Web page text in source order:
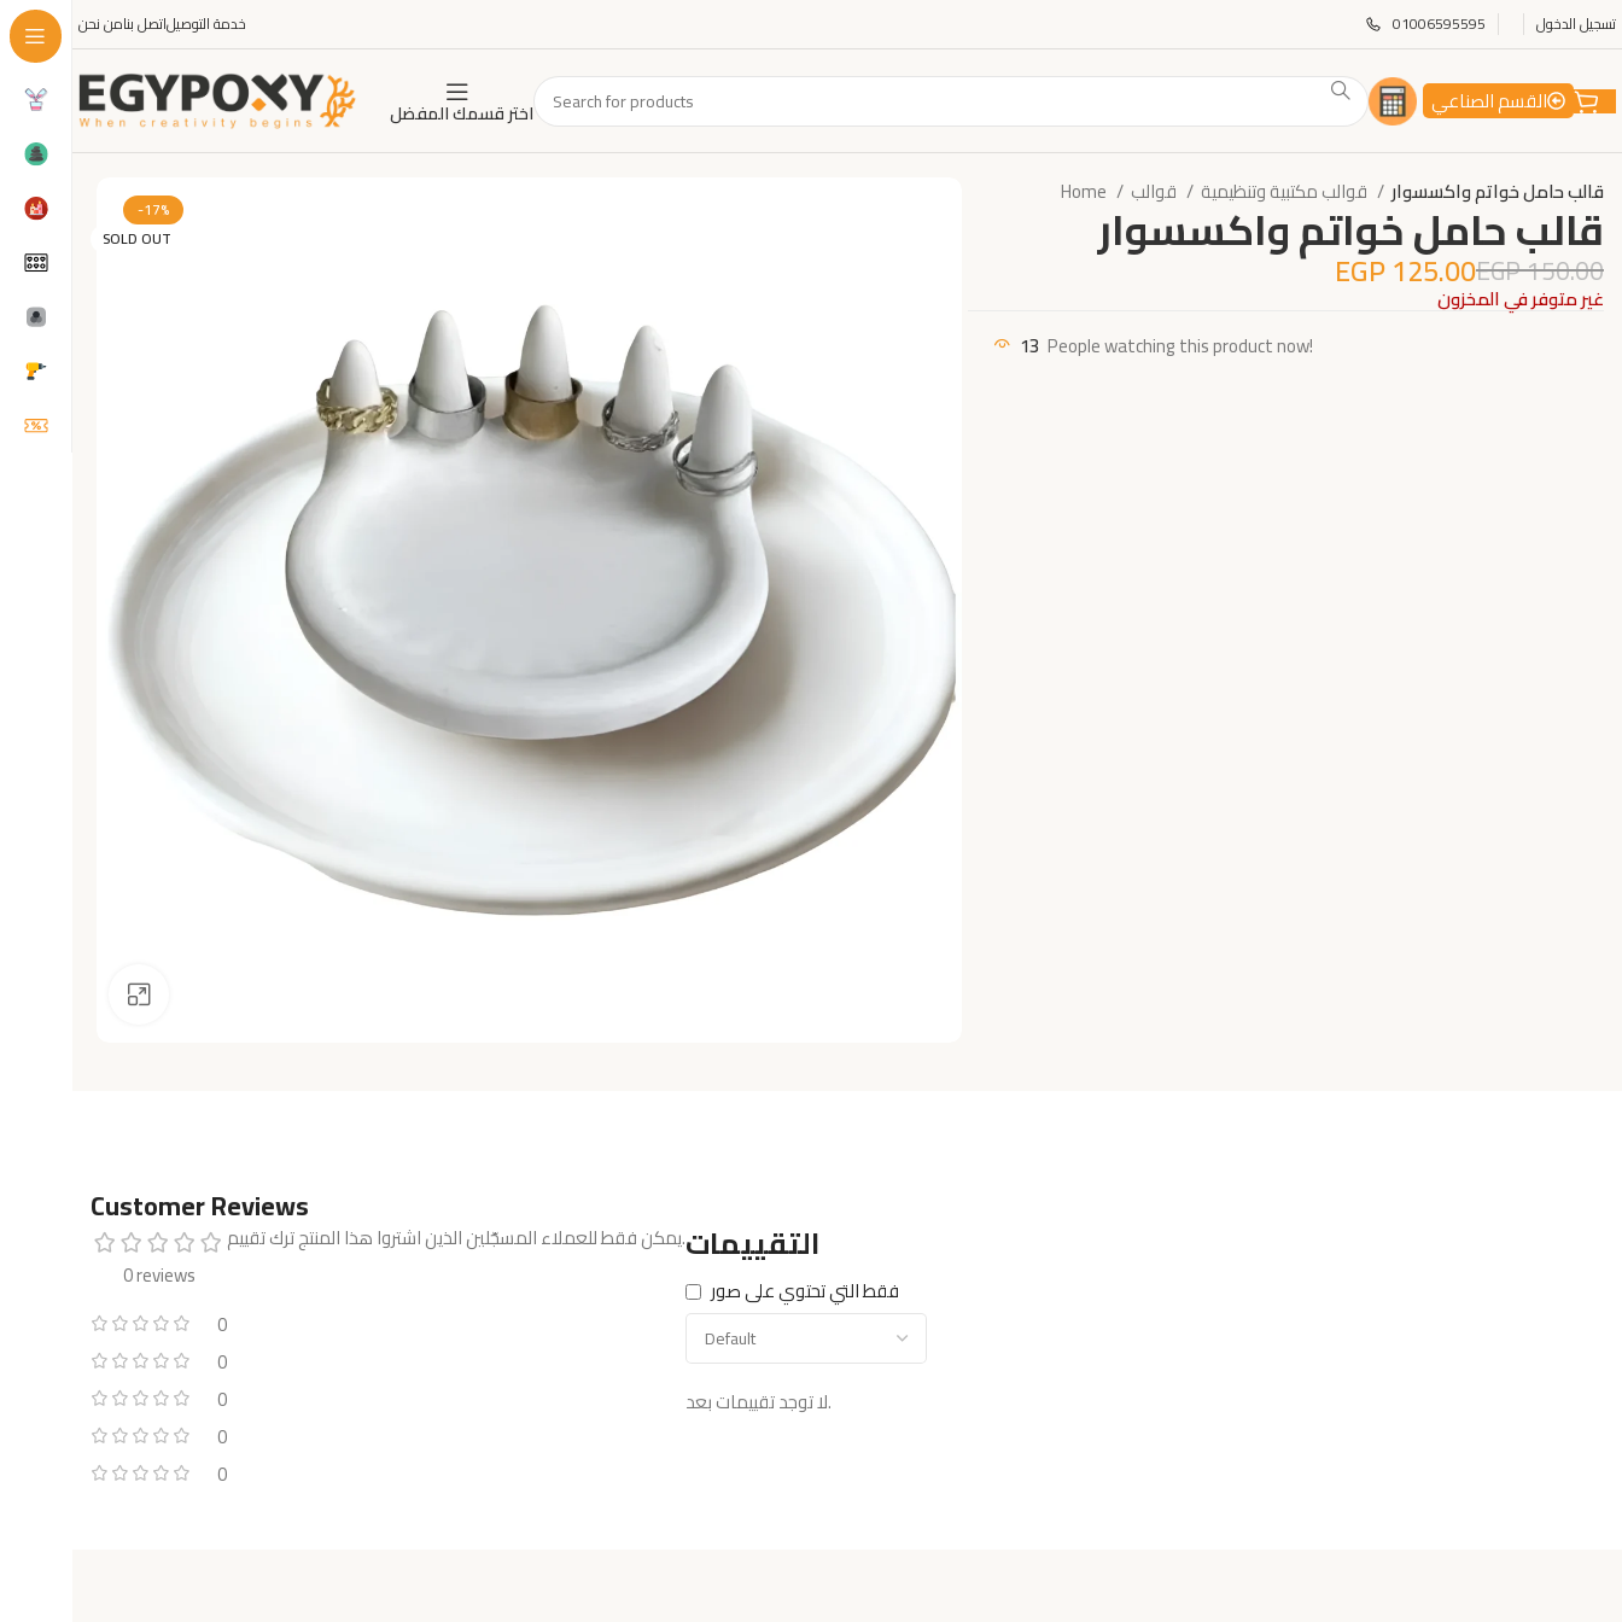
من نحناتصل بناخدمة التوصيل 01006595595 تسجيل الدخول
اختر قسمك المفضل القسم الصناعي
-17%
SOLD OUT
Home قالب حامل خواتم واكسسوار
قالب حامل خواتم واكسسوار
150.00
EGP
125.00
EGP
غير متوفر في المخزون
13 People watching this product now!
Customer Reviews
0 reviews
0
0
0
0
0
التقييمات
فقط التي تحتوي على صور
لا توجد تقييمات بعد.
يمكن فقط للعملاء المسجّلين الذين اشتروا هذا المنتج ترك تقييم.